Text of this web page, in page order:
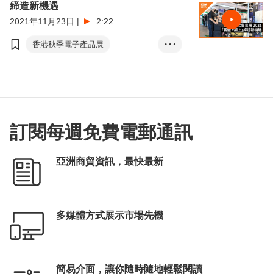
締造新機遇
2021年11月23日 | 2:22
香港秋季電子產品展
• • •
訂閱每週免費電郵通訊
亞洲商貿資訊，最快最新
多媒體方式展示市場先機
簡易介面，讓你隨時隨地輕鬆閱讀